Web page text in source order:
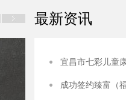
最新资讯
宜昌市七彩儿童
成功签约臻富（